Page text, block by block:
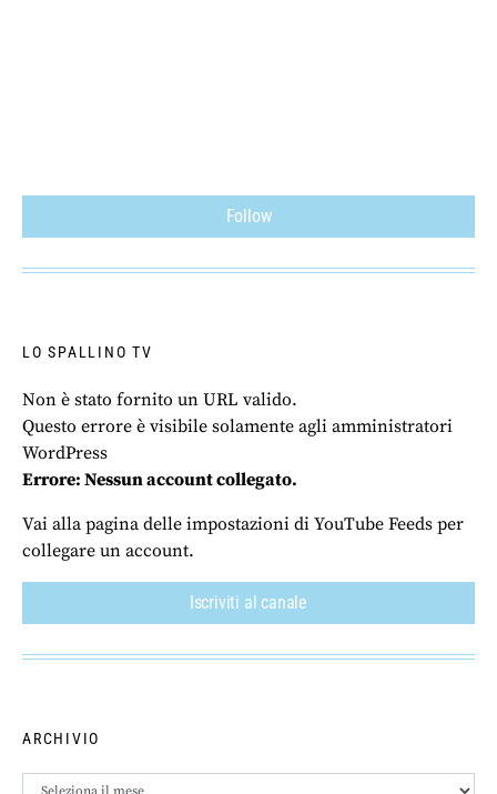
Follow
LO SPALLINO TV
Non è stato fornito un URL valido.
Questo errore è visibile solamente agli amministratori
WordPress
Errore: Nessun account collegato.
Vai alla pagina delle impostazioni di YouTube Feeds per
collegare un account.
Iscriviti al canale
ARCHIVIO
Archivio